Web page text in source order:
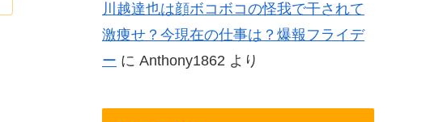
川越達也は顔ボコボコの怪我で干されて
激痩せ？今現在の仕事は？爆報フライデ
ー に Anthony1862 より